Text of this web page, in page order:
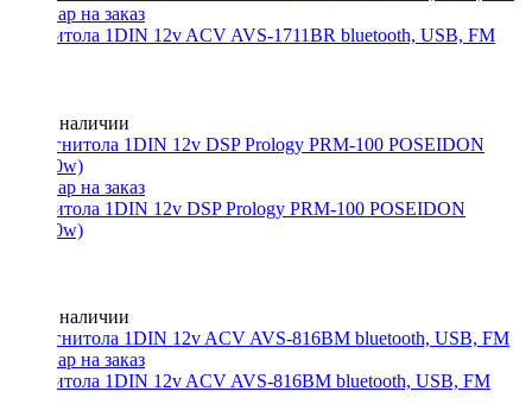
Магнитола 1DIN 12v ACV AVS-1711BR bluetooth, USB, FM
Нет в наличии
Магнитола 1DIN 12v DSP Prology PRM-100 POSEIDON
(4x140w)
Нет в наличии
Магнитола 1DIN 12v ACV AVS-816BM bluetooth, USB, FM